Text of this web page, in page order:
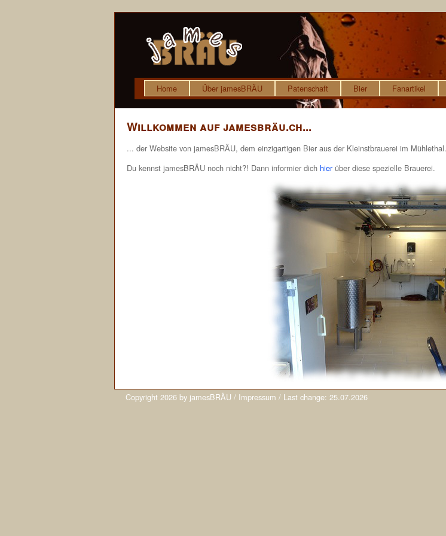
Home Über jamesBRÄU Patenschaft Bier Fanartikel
Willkommen auf jamesbräu.ch...
... der Website von jamesBRÄU, dem einzigartigen Bier aus der Kleinstbrauerei im Mühlethal.
Du kennst jamesBRÄU noch nicht?! Dann informier dich hierüber diese spezielle Brauerei.
Copyright 2026by jamesBRÄU / Impressum / Last change: 25.07.2026